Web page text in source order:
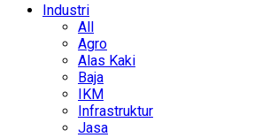
Industri
All
Agro
Alas Kaki
Baja
IKM
Infrastruktur
Jasa